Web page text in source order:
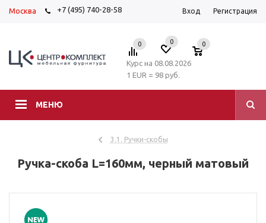
Москва +7 (495) 740-28-58 Вход Регистрация
МЕНЮ
0 0 0
Курс на 08.08.2026
1 EUR = 98 руб.
3.1. Ручки-скобы
Ручка-скоба L=160мм, черный матовый